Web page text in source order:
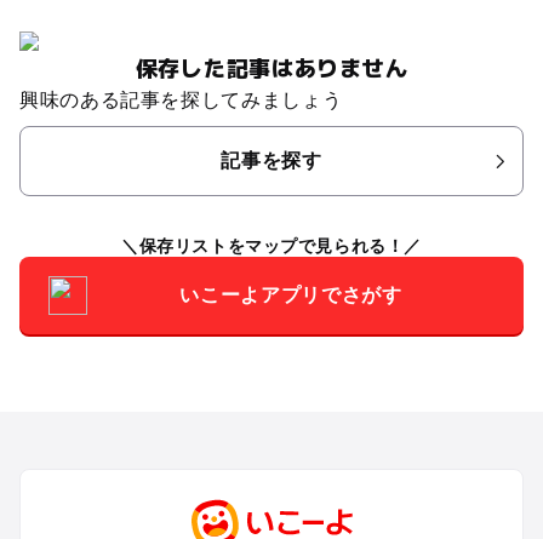
保存した記事はありません
興味のある記事を探してみましょう
記事を探す
保存リストをマップで見られる！
いこーよアプリでさがす